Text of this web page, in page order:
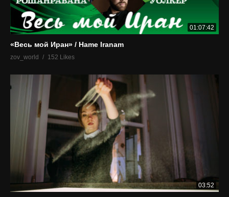
01:07:42
«Весь мой Иран» / Hame Iranam
zov_world 152 Likes
03:52